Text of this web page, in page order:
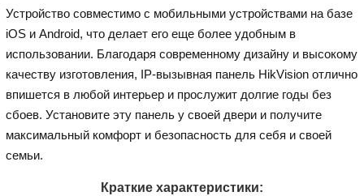
Устройство совместимо с мобильными устройствами на базе
iOS и Android, что делает его еще более удобным в
использовании. Благодаря современному дизайну и высокому
качеству изготовления, IP-вызывная панель HikVision отлично
впишется в любой интерьер и прослужит долгие годы без
сбоев. Установите эту панель у своей двери и получите
максимальный комфорт и безопасность для себя и своей
семьи.
Краткие характеристики: